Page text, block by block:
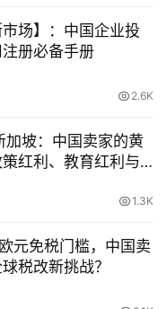
市场】：中国企业投
册必备手册
2.6K
加坡：中国卖家的黄
红利、教育红利与
1.3K
元免税门槛，中国卖
税改新挑战？